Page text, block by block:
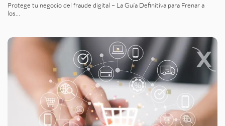
Protege tu negocio del fraude digital – La Guía Definitiva para Frenar a
los…